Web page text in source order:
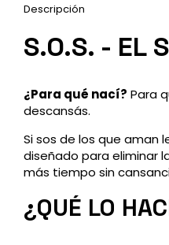
Descripción
S.O.S. - EL
¿Para qué nací? Para
descansás.
Si sos de los que aman
diseñado para eliminar
más tiempo sin
¿QUÉ LO